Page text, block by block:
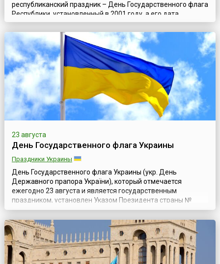
республиканский праздник – День Государственного флага
Республики, установленный в 2001 году, а его дата
приурочена к событию 1992 года, когда Верховный Совет
Башкирской ССР утвердил новый флаг региона, ставшего
символом государственности и самобытности
Республики.Башкортостан (неофициально употребляется и
название Башкирия) – субъект Российской Фед...
23 августа
День Государственного флага Украины
Праздники Украины
День Государственного флага Украины (укр. День
Державного прапора України), который отмечается
ежегодно 23 августа и является государственным
праздником, установлен Указом Президента страны №
987/2004 от 23 августа 2004 года. Государственный флаг
Украины — флаг из двух равновеликих горизонтальных
полос синего и жёлтого цвета с соотношением ширины
флага к его длине 2:3.Использование жёлтого...